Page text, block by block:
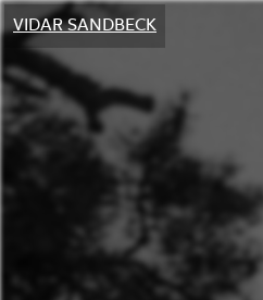
VIDAR SANDBECK